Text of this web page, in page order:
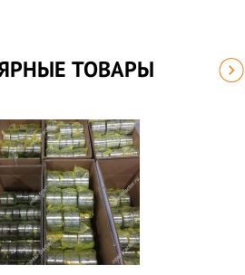
ТОВАРЫ